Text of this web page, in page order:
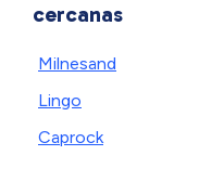
cercanas
Milnesand
Lingo
Caprock